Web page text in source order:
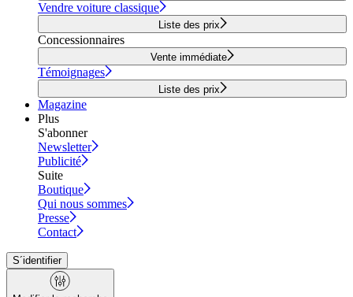
Vendre voiture classique
Liste des prix
Concessionnaires
Vente immédiate
Témoignages
Liste des prix
Magazine
Plus
S'abonner
Newsletter
Publicité
Suite
Boutique
Qui nous sommes
Presse
Contact
S´identifier